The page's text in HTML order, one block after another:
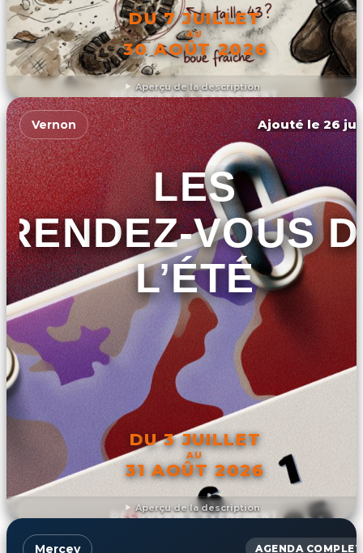
Aperçu de la description
DU 7 JUILLET
AU
30 AOÛT 2026
DÉCOUVRIR L'ÉVÉNEMENT
Aperçu de la description
Vernon Ajouté le 26
LES
RENDEZ-VOUS
L’ÉTÉ
DU 3 JUILLET
AU
31 AOÛT 2026
DÉCOUVRIR L'ÉVÉNEMENT
Mercey AGENDA COMPLET